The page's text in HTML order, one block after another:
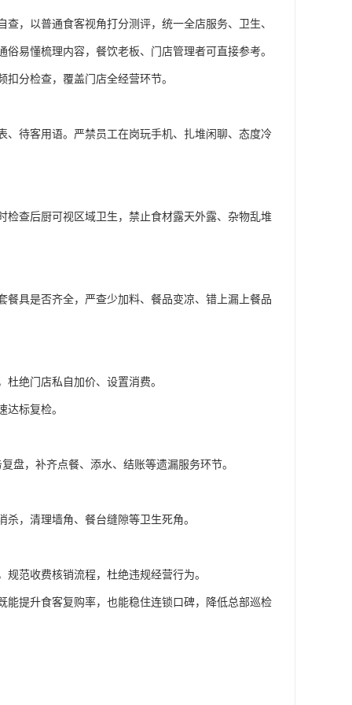
，以普通食客视角打分测评，统一全店服务、卫生、
易懂梳理内容，餐饮老板、门店管理者可直接参考。
分检查，覆盖门店全经营环节。
待客用语。严禁员工在岗玩手机、扎堆闲聊、态度冷
查后厨可视区域卫生，禁止食材露天外露、杂物乱堆
具是否齐全，严查少加料、餐品变凉、错上漏上餐品
绝门店私自加价、设置消费。
标复检。
盘，补齐点餐、添水、结账等遗漏服务环节。
，清理墙角、餐台缝隙等卫生死角。
范收费核销流程，杜绝违规经营行为。
提升食客复购率，也能稳住连锁口碑，降低总部巡检